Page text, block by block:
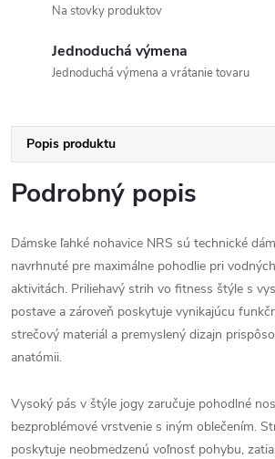
Na stovky produktov
Jednoduchá výmena
Jednoduchá výmena a vrátanie tovaru
Popis produktu
Podrobný popis
Dámske ľahké nohavice NRS sú technické
navrhnuté pre maximálne pohodlie pri
aktivitách. Priliehavý strih vo fitness štýle s
postave a zároveň poskytuje vynikajúcu
strečový materiál a premyslený dizajn
anatómii.
Vysoký pás v štýle jogy zaručuje pohodlné
bezproblémové vrstvenie s iným oblečením.
poskytuje neobmedzenú voľnosť pohybu,